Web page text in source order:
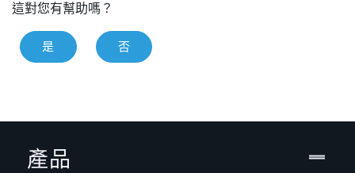
這對您有幫助嗎？
是 否
產品